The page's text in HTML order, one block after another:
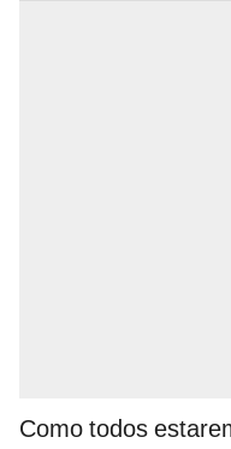
Como todos